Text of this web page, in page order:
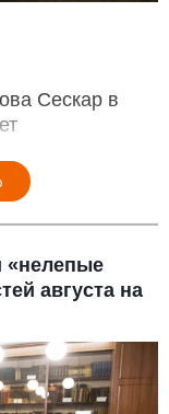
Сескар в
«нелепые
августа на